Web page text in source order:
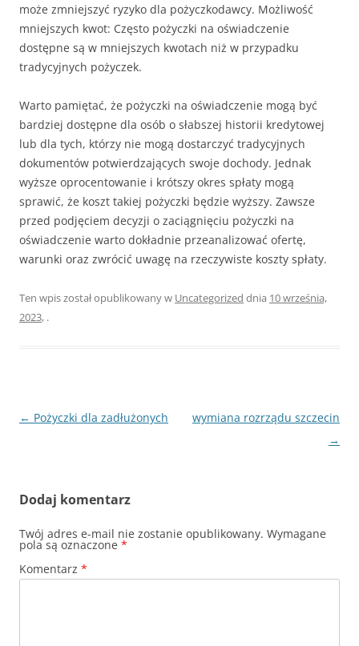
może zmniejszyć ryzyko dla pożyczkodawcy. Możliwość
mniejszych kwot: Często pożyczki na oświadczenie
dostępne są w mniejszych kwotach niż w przypadku
tradycyjnych pożyczek.
Warto pamiętać, że pożyczki na oświadczenie mogą być
bardziej dostępne dla osób o słabszej historii kredytowej
lub dla tych, którzy nie mogą dostarczyć tradycyjnych
dokumentów potwierdzających swoje dochody. Jednak
wyższe oprocentowanie i krótszy okres spłaty mogą
sprawić, że koszt takiej pożyczki będzie wyższy. Zawsze
przed podjęciem decyzji o zaciągnięciu pożyczki na
oświadczenie warto dokładnie przeanalizować ofertę,
warunki oraz zwrócić uwagę na rzeczywiste koszty spłaty.
Ten wpis został opublikowany w Uncategorized dnia 10 września,
2023, .
Nawigacja
← Pożyczki dla zadłużonych
wymiana rozrządu szczecin
→
Dodaj komentarz
Twój adres e-mail nie zostanie opublikowany. Wymagane
pola są oznaczone *
Komentarz *